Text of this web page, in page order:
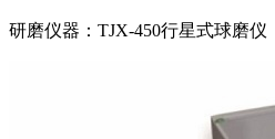
研磨仪器： TJX-450行星式球磨仪